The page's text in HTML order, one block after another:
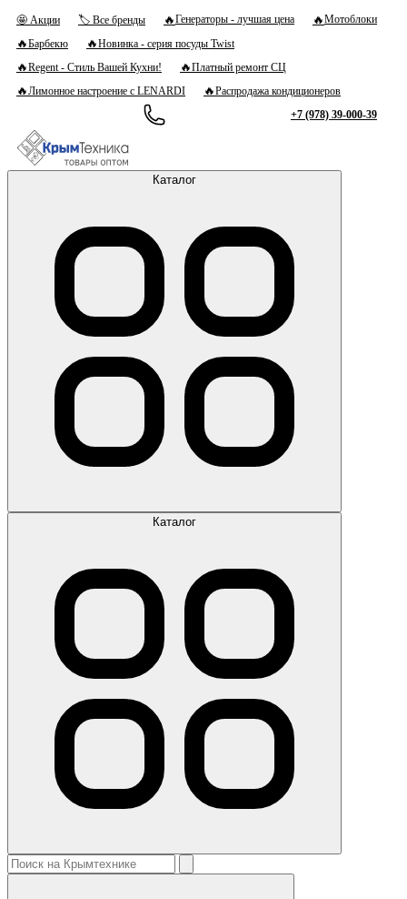
🤩 Акции 🏷 Все бренды 🔥Генераторы - лучшая цена 🔥Мотоблоки
🔥Барбекю 🔥Новинка - серия посуды Twist
🔥Regent - Стиль Вашей Кухни! 🔥Платный ремонт СЦ
🔥Лимонное настроение с LENARDI 🔥Распродажа кондиционеров
+7 (978) 39-000-39